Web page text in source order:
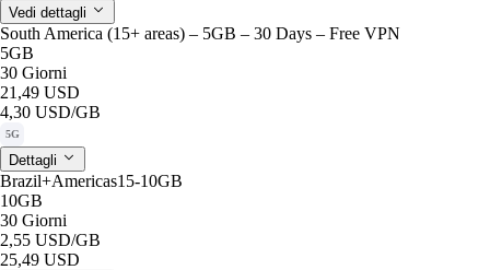
Vedi dettagli
South America (15+ areas) – 5GB – 30 Days – Free VPN
5GB
30 Giorni
21,49 USD
4,30 USD/GB
5G
Dettagli
Brazil+Americas15-10GB
10GB
30 Giorni
2,55 USD/GB
25,49 USD